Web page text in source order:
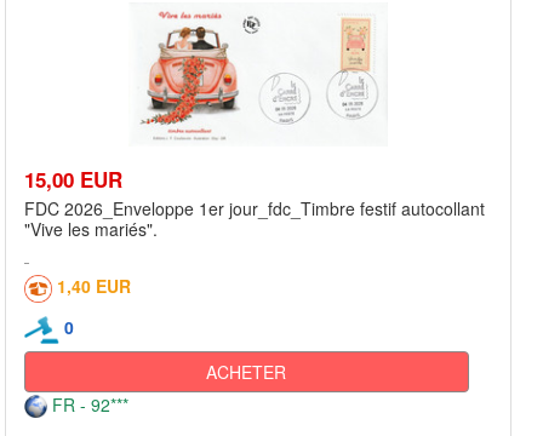
15,00 EUR
FDC 2026_Enveloppe 1er jour_fdc_Timbre festif autocollant
"Vive les mariés".
1,40 EUR
0
ACHETER
FR - 92***